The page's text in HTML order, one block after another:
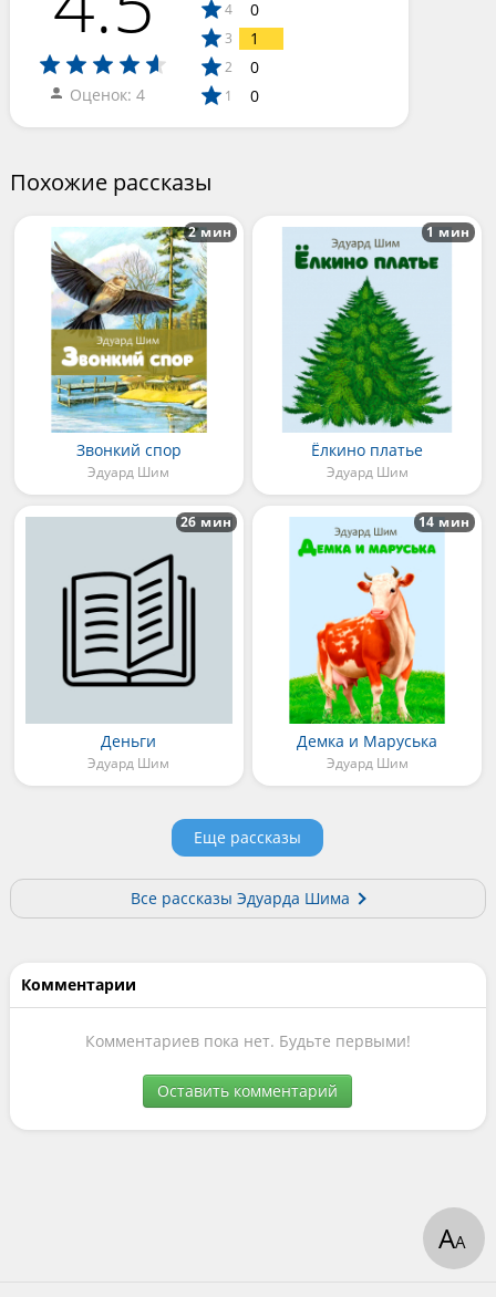
Оценок: 4
4 0
3 1
2 0
1 0
Похожие рассказы
Звонкий спор
Эдуард Шим
2 мин
Ёлкино платье
Эдуард Шим
1 мин
Деньги
Эдуард Шим
26 мин
Демка и Маруська
Эдуард Шим
14 мин
Еще рассказы
Все рассказы Эдуарда Шима
Комментарии
Комментариев пока нет. Будьте первыми!
Оставить комментарий
АА